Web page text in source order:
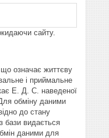
сайту.
що означає життєву
і приймальне
Е. Д. С. наведеної
обміну даними
до стану
бази видається
даними для